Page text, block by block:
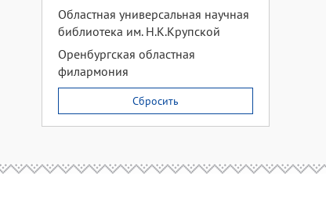
Областная универсальная научная
библиотека им. Н.К.Крупской
Оренбургская областная
филармония
Сбросить